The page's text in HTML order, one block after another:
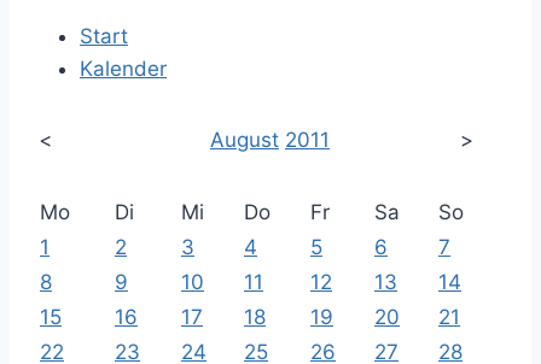
Start
Kalender
< August 2011 >
Mo Di Mi Do Fr Sa
So
1
2 3 4 5 6
7
8
9 10 11 12 13
14
15
16 17 18 19 20
21
22
23 24 25 26 27
28